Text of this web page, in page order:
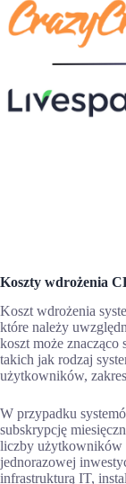
Koszty wdrożenia
Koszt wdrożenia
które należy
koszt może
takich jak rodzaj
użytkowników,
W przypadku
subskrypcję
liczby użytkowników
jednorazowej
infrastrukturą IT,